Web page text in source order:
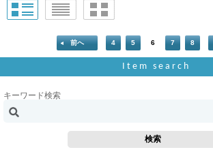
前へ 4 5 6 7 8
Item search
キーワード検索